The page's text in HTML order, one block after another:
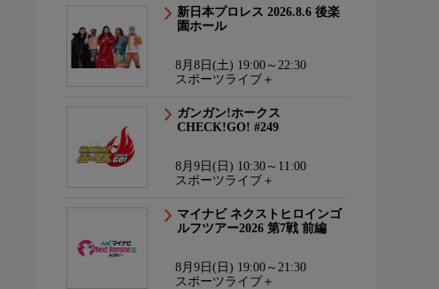
新日本プロレス 2026.8.6 後楽
園ホール
8月8日(土) 19:00～22:30
スポーツライブ＋
ガンガン!ホークス
CHECK!GO! #249
8月9日(日) 10:30～11:00
スポーツライブ＋
マイナビ ネクストヒロインゴ
ルフツアー2026 第7戦 前編
8月9日(日) 19:00～21:30
スポーツライブ＋